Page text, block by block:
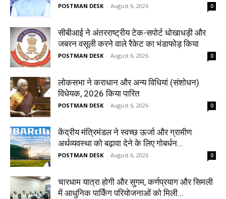
POSTMAN DESK - August 6, 2026 0
सीबीआई ने अंतरराष्ट्रीय टेक-सपोर्ट धोखाधड़ी और
जबरन वसूली करने वाले रैकेट का भंडाफोड़ किया
POSTMAN DESK - August 6, 2026 0
लोकसभा ने कराधान और अन्य विधियां (संशोधन)
विधेयक, 2026 किया पारित
POSTMAN DESK - August 6, 2026 0
केंद्रीय मंत्रिमंडल ने स्वच्छ ऊर्जा और ग्रामीण
अर्थव्यवस्था को बढ़ावा देने के लिए गोबर्धन...
POSTMAN DESK - August 6, 2026 0
चारधाम यात्रा होगी और सुगम, कर्णप्रयाग और सिमली
में आधुनिक पार्किंग परियोजनाओं को मिली...